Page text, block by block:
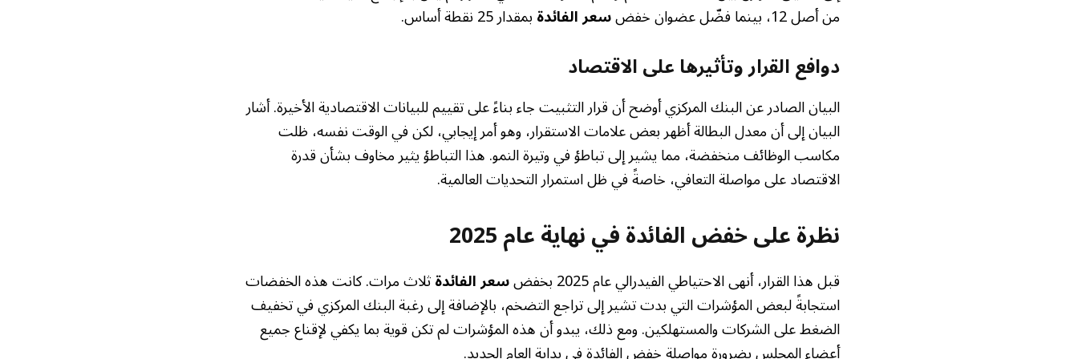
من أصل 12، بينما فضّل عضوان خفض سعر الفائدةبمقدار 25 نقطة أساس.
دوافع القرار وتأثيرها على الاقتصاد
البيان الصادر عن البنك المركزي أوضح أن قرار التثبيت جاء بناءً على تقييم للبيانات الاقتصادية الأخيرة. أشار
البيان إلى أن معدل البطالة أظهر بعض علامات الاستقرار، وهو أمر إيجابي، لكن في الوقت نفسه، ظلت
مكاسب الوظائف منخفضة، مما يشير إلى تباطؤ في وتيرة النمو. هذا التباطؤ يثير مخاوف بشأن قدرة
الاقتصاد على مواصلة التعافي، خاصةً في ظل استمرار التحديات العالمية.
نظرة على خفض الفائدة في نهاية عام 2025
قبل هذا القرار، أنهى الاحتياطي الفيدرالي عام 2025 بخفض سعر الفائدةثلاث مرات. كانت هذه الخفضات
استجابةً لبعض المؤشرات التي بدت تشير إلى تراجع التضخم، بالإضافة إلى رغبة البنك المركزي في تخفيف
الضغط على الشركات والمستهلكين. ومع ذلك، يبدو أن هذه المؤشرات لم تكن قوية بما يكفي لإقناع جميع